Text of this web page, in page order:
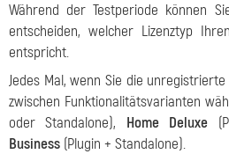
Während der Testperiode können
entscheiden, welcher Lizenztyp
entspricht.
Jedes Mal, wenn Sie die
zwischen Funktionalitätsvarianten
oder Standalone), Home Deluxe
Business (Plugin + Standalone).